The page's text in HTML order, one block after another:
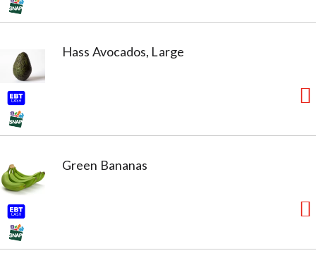
Hass Avocados, Large
Green Bananas